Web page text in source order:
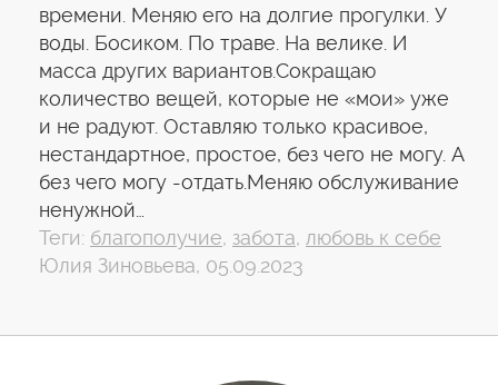
времени. Меняю его на долгие прогулки. У
воды. Босиком. По траве. На велике. И
масса других вариантов.Сокращаю
количество вещей, которые не «мои» уже
и не радуют. Оставляю только красивое,
нестандартное, простое, без чего не могу. А
без чего могу -отдать.Меняю обслуживание
ненужной…
Теги: благополучие, забота, любовь к себе
Юлия Зиновьева, 05.09.2023